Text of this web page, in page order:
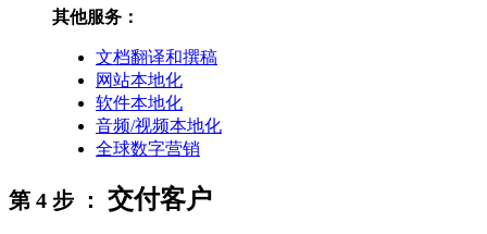
其他服务：
文档翻译和撰稿
网站本地化
软件本地化
音频/视频本地化
全球数字营销
第 4 步 ： 交付客户